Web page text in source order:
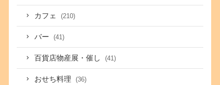
カフェ (210)
バー (41)
百貨店物産展・催し (41)
おせち料理 (36)